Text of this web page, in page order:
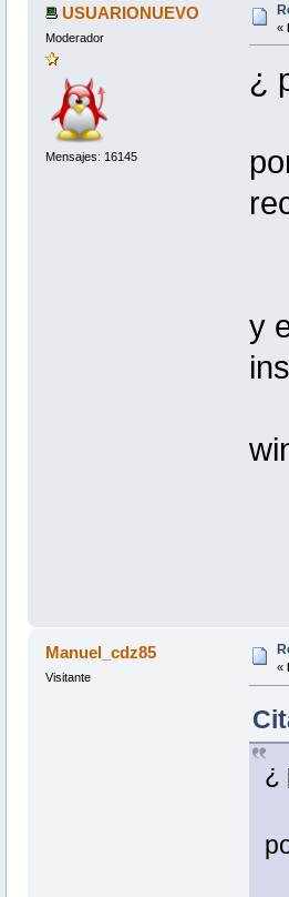
USUARIONUEVO
Moderador
Mensajes: 16145
«
¿
y
Manuel_cdz85
Visitante
«
¿